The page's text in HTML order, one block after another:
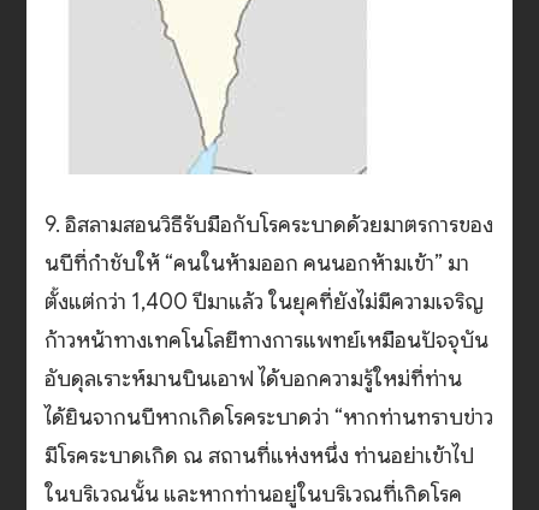
9. อิสลามสอนวิธีรับมือกับโรคระบาดด้วยมาตรการของ
นบีที่กำชับให้ “คนในห้ามออก คนนอกห้ามเข้า” มา
ตั้งแต่กว่า 1,400 ปีมาแล้ว ในยุคที่ยังไม่มีความเจริญ
ก้าวหน้าทางเทคโนโลยีทางการแพทย์เหมือนปัจจุบัน
อับดุลเราะห์มานบินเอาฟ ได้บอกความรู้ใหม่ที่ท่าน
ได้ยินจากนบีหากเกิดโรคระบาดว่า “หากท่านทราบข่าว
มีโรคระบาดเกิด ณ สถานที่แห่งหนึ่ง ท่านอย่าเข้าไป
ในบริเวณนั้น และหากท่านอยู่ในบริเวณที่เกิดโรค